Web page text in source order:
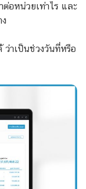
ต่อหน่วยเท่าไร และ
ว่าเป็นช่วงวันที่หรือ